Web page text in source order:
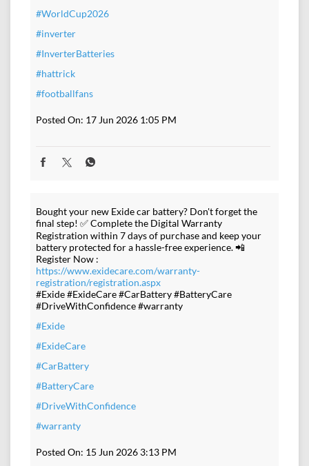
#WorldCup2026
#inverter
#InverterBatteries
#hattrick
#footballfans
Posted On: 17 Jun 2026 1:05 PM
Bought your new Exide car battery? Don't forget the
final step! ✅ Complete the Digital Warranty
Registration within 7 days of purchase and keep your
battery protected for a hassle-free experience. 📲
Register Now :
https://www.exidecare.com/warranty-
registration/registration.aspx
#Exide #ExideCare #CarBattery #BatteryCare
#DriveWithConfidence #warranty
#Exide
#ExideCare
#CarBattery
#BatteryCare
#DriveWithConfidence
#warranty
Posted On: 15 Jun 2026 3:13 PM